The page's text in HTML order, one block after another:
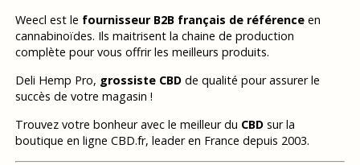
Weecl est le fournisseur B2B français de référenceen
cannabinoïdes. Ils maitrisent la chaine de production
complète pour vous offrir les meilleurs produits.
Deli Hemp Pro, grossiste CBDde qualité pour assurer le
succès de votre magasin !
Trouvez votre bonheur avec le meilleur du CBDsur la
boutique en ligne CBD.fr, leader en France depuis 2003.